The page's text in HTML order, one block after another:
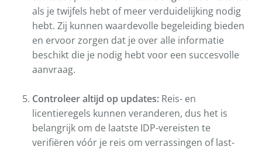
als je twijfels hebt of meer verduidelijking nodig
hebt. Zij kunnen waardevolle begeleiding bieden
en ervoor zorgen dat je over alle informatie
beschikt die je nodig hebt voor een succesvolle
aanvraag.
Controleer altijd op updates: Reis- en
licentieregels kunnen veranderen, dus het is
belangrijk om de laatste IDP-vereisten te
verifiëren vóór je reis om verrassingen of last-